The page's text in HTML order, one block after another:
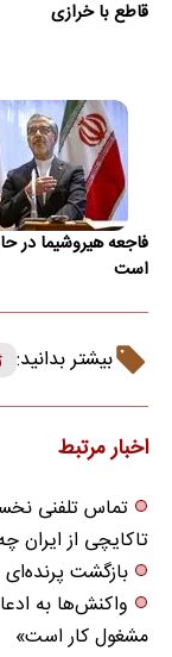
قاطع با خرازی
فاجعه هیروشیما در
است
بیشتر بدانید:
اخبار مرتبط
تماس تلفنی
تاکایچی از ایران
بازگشت
واکنش‌ها به
مشغول کار است»